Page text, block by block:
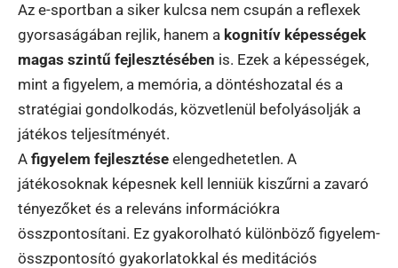
Az e-sportban a siker kulcsa nem csupán a reflexek
gyorsaságában rejlik, hanem a kognitív képességek
magas szintű fejlesztésében is. Ezek a képességek,
mint a figyelem, a memória, a döntéshozatal és a
stratégiai gondolkodás, közvetlenül befolyásolják a
játékos teljesítményét.
A figyelem fejlesztése elengedhetetlen. A
játékosoknak képesnek kell lenniük kiszűrni a zavaró
tényezőket és a releváns információkra
összpontosítani. Ez gyakorolható különböző figyelem-
összpontosító gyakorlatokkal és meditációs